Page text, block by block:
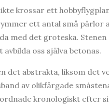
krossar ett
ett antal små pärlor
med det groteska.
oss själva betonas.
det abstrakta, liksom det
av olikfärgade
kronologiskt efter